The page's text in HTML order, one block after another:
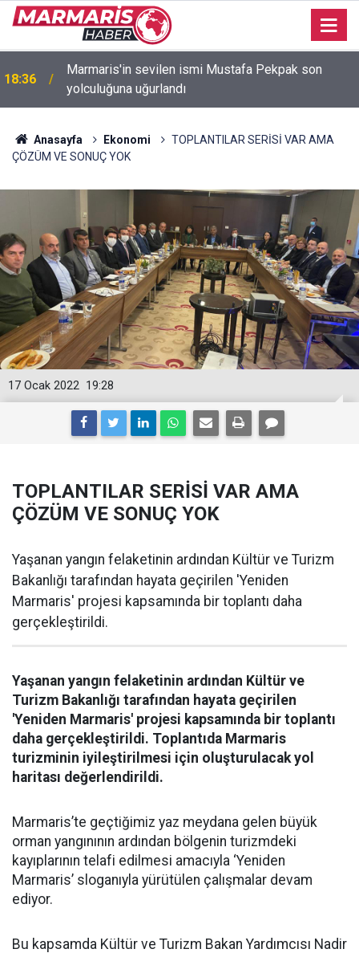
16:35
Bakan Fidan: "Körfez'de devam eden savaş
dikkatimizi Filistin meselesinden ayırmadı"
Anasayfa Ekonomi
TOPLANTILAR SERİSİ VAR AMA
ÇÖZÜM VE SONUÇ YOK
19:28
17 Ocak 2022
TOPLANTILAR SERİSİ VAR AMA
ÇÖZÜM VE SONUÇ YOK
Yaşanan yangın felaketinin ardından Kültür ve Turizm
Bakanlığı tarafından hayata geçirilen 'Yeniden
Marmaris' projesi kapsamında bir toplantı daha
gerçekleştirildi.
Yaşanan yangın felaketinin ardından Kültür ve
Turizm Bakanlığı tarafından hayata geçirilen
'Yeniden Marmaris' projesi kapsamında bir toplantı
daha gerçekleştirildi. Toplantıda Marmaris
turizminin iyileştirilmesi için oluşturulacak yol
haritası değerlendirildi.
Marmaris’te geçtiğimiz yaz meydana gelen büyük
orman yangınının ardından bölgenin turizmdeki
kayıplarının telafi edilmesi amacıyla ‘Yeniden
Marmaris’ sloganıyla yürütülen çalışmalar devam
ediyor.
Bu kapsamda Kültür ve Turizm Bakan Yardımcısı Nadir